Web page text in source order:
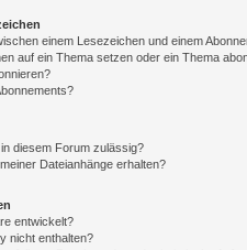
einem Lesezeichen und einem
auf ein Thema setzen oder ein Thema
diesem Forum zulässig?
Dateianhänge erhalten?
entwickelt?
nicht enthalten?